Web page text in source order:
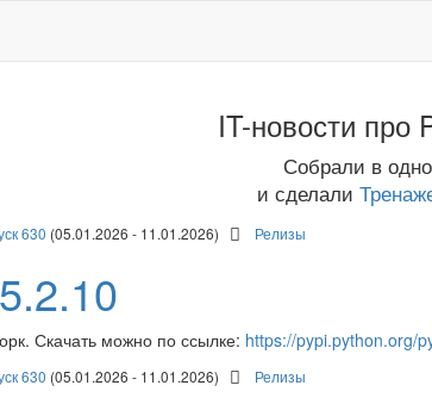
IT-новости про
Собрали в
и сделали
630 (05.01.2026 - 11.01.2026) Релизы
Скачать можно по ссылке: https://pypi.python.org/
630 (05.01.2026 - 11.01.2026) Релизы